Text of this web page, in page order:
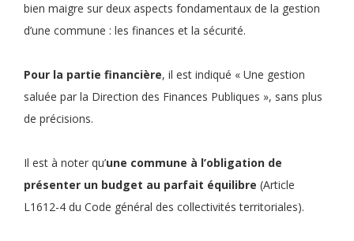
bien maigre sur deux aspects fondamentaux de la gestion
d’une commune : les finances et la sécurité.
Pour la partie financière, il est indiqué « Une gestion
saluée par la Direction des Finances Publiques », sans plus
de précisions.
Il est à noter qu’une commune à l’obligation de
présenter un budget au parfait équilibre (Article
L1612-4 du Code général des collectivités territoriales).